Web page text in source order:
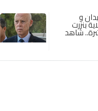
و
بنزرت
شاهد